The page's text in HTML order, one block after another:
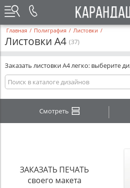
Главная / Полиграфия / Листовки /
Листовки А4 (37)
Заказать листовки А4 легко: выберите
Смотреть
ЗАКАЗАТЬ ПЕЧАТЬ
своего макета